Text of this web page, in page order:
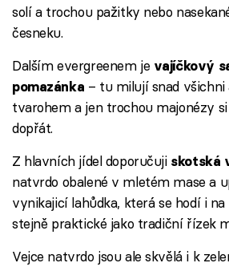
solí a trochou pažitky nebo
česneku.
Dalším evergreenem je vajíčkový
pomazánka – tu milují snad
tvarohem a jen trochou majonézy
dopřát.
Z hlavních jídel doporučuji skotská
natvrdo obalené v mletém mase a
vynikajicí lahůdka, která se hodí i
stejně praktické jako tradiční řízek
Vejce natvrdo jsou ale skvělá i k